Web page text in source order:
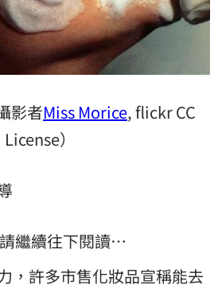
影者Miss Morice, flickr CC
License）
繼續往下閱讀…
，許多市售化妝品宣稱能去